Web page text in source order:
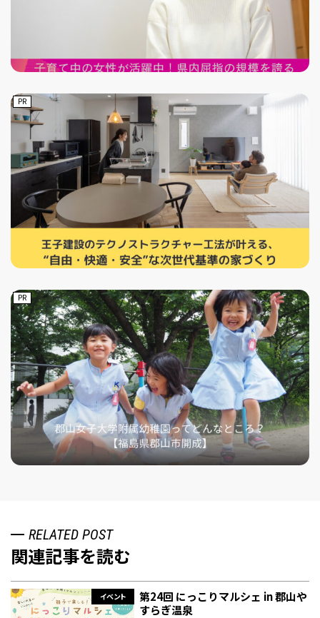
PR
PR
RELATED POST
関連記事を読む
イベント
第24回 にっこりマルシェ in 郡山や
すらぎ温泉